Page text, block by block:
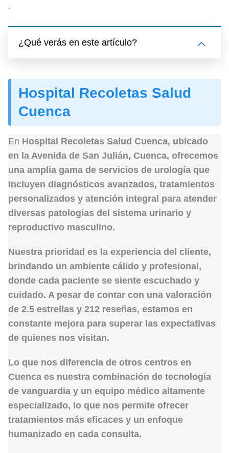
.
¿Qué verás en este artículo?
Hospital Recoletas Salud
Cuenca
En Hospital Recoletas Salud Cuenca, ubicado
en la Avenida de San Julián, Cuenca, ofrecemos
una amplia gama de servicios de urología que
incluyen diagnósticos avanzados, tratamientos
personalizados y atención integral para atender
diversas patologías del sistema urinario y
reproductivo masculino.
Nuestra prioridad es la experiencia del cliente,
brindando un ambiente cálido y profesional,
donde cada paciente se siente escuchado y
cuidado. A pesar de contar con una valoración
de 2.5 estrellas y 212 reseñas, estamos en
constante mejora para superar las expectativas
de quienes nos visitan.
Lo que nos diferencia de otros centros en
Cuenca es nuestra combinación de tecnología
de vanguardia y un equipo médico altamente
especializado, lo que nos permite ofrecer
tratamientos más eficaces y un enfoque
humanizado en cada consulta.